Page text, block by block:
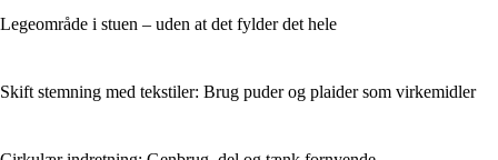
Legeområde i stuen – uden at det fylder det hele
Skift stemning med tekstiler: Brug puder og plaider som virkemidler